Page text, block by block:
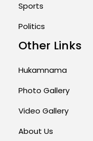
Sports
Politics
Other Links
Hukamnama
Photo Gallery
Video Gallery
About Us